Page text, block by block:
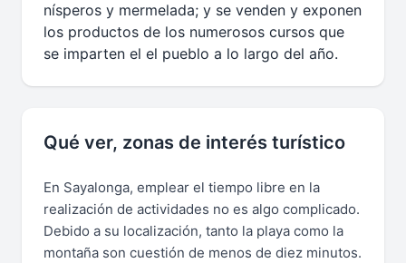
nísperos y mermelada; y se venden y exponen
los productos de los numerosos cursos que
se imparten el el pueblo a lo largo del año.
Qué ver, zonas de interés turístico
En Sayalonga, emplear el tiempo libre en la
realización de actividades no es algo complicado.
Debido a su localización, tanto la playa como la
montaña son cuestión de menos de diez minutos.